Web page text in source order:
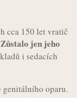
cca 150 let vratič
Zůstalo jen jeho
i sedacích
oparu.